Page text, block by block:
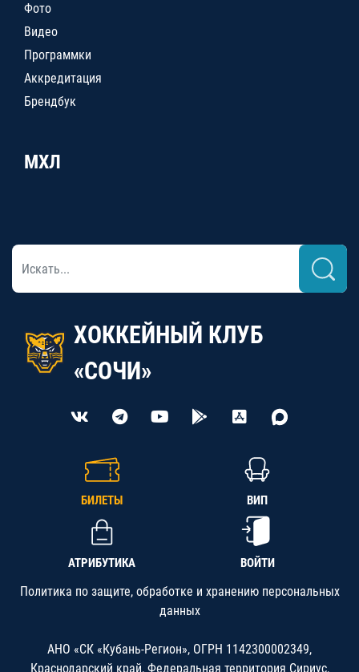
Фото
Видео
Программки
Аккредитация
Брендбук
МХЛ
ХОККЕЙНЫЙ КЛУБ
«СОЧИ»
БИЛЕТЫ ВИП
АТРИБУТИКА ВОЙТИ
Политика по защите, обработке и хранению персональных
данных
АНО «СК «Кубань-Регион», ОГРН 1142300002349,
Краснодарский край, Федеральная территория Сириус,